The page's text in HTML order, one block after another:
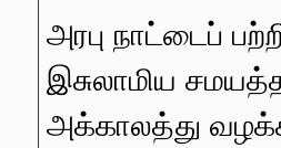
அரபு நாட்டைப்
இசுலாமிய
அக்காலத்து